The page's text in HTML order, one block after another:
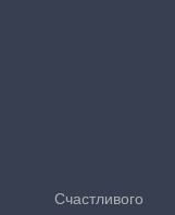
Счастливого